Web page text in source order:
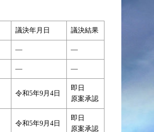
議決年月日 議決結果
― ―
― ―
令和5年9月4日
即日
原案承認
令和5年9月4日
即日
原案承認